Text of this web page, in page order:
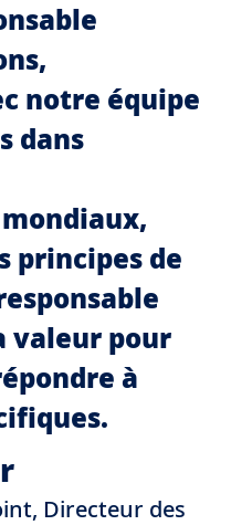
Directeur des
notre équipe
dans
principes de
valeur pour
à